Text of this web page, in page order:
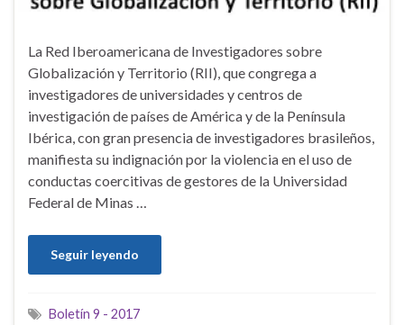
La Red Iberoamericana de Investigadores sobre
Globalización y Territorio (RII), que congrega a
investigadores de universidades y centros de
investigación de países de América y de la Península
Ibérica, con gran presencia de investigadores brasileños,
manifiesta su indignación por la violencia en el uso de
conductas coercitivas de gestores de la Universidad
Federal de Minas …
Seguir leyendo
Boletín 9 - 2017